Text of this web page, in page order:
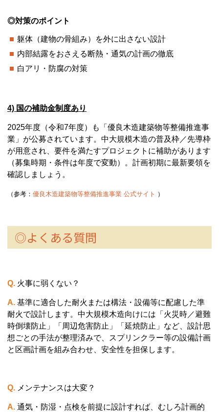
◎対策のポイント
躯体（建物の骨組み）を外に出さない設計
内部結露をおさえる断熱・通気の計画の徹底
白アリ・防腐の対策
4) 国の補助金制度あり
2025年度（令和7年度）も「優良木造建築物等整備推進事
業」が公募されています。中大規模木造の普及枠／先導枠
が用意され、要件を満たすプロジェクトに補助があります
（募集時期・条件は年度で変動）。計画初期に最新要領を
確認しましょう。
（参考： 優良木造建築物等整備推進事業 公式サイト ）
◎よくある質問
Q. 火事に弱くない？
A. 基準に適合した耐火または構法・設備等に配慮した準
耐火で設計します。中大規模木造向けには「火災時／避難
時倒壊防止」「周辺危害防止」「延焼防止」など、設計思
想ごとの手法が整理済みで、スプリンクラー等の設備計画
と区画計画を組み合わせ、安全性を担保します。
Q. メンテナンスは大変？
A. 通気・防湿・点検を前提に設計すれば、むしろ計画的